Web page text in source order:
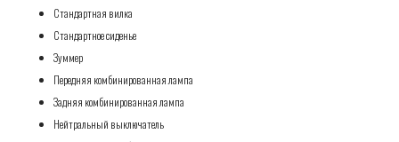
Стандартная вилка
Стандартное сиденье
Зуммер
Передняя комбинированная лампа
Задняя комбинированная лампа
Нейтральный выключатель